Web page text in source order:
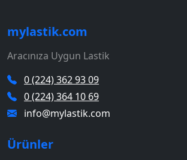
mylastik.com
Aracınıza Uygun Lastik
0 (224) 362 93 09
0 (224) 364 10 69
info@mylastik.com
Ürünler